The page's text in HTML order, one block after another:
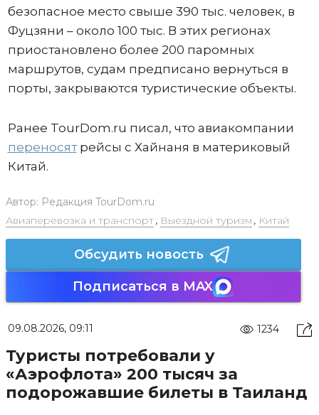
безопасное место свыше 390 тыс. человек, в
Фуцзяни – около 100 тыс. В этих регионах
приостановлено более 200 паромных
маршрутов, судам предписано вернуться в
порты, закрываются туристические объекты.
Ранее TourDom.ru писал, что авиакомпании
переносятрейсы с Хайнаня в материковый
Китай.
Автор: Редакция TourDom.ru
Авиаперевозка и транспорт, Выездной туризм , Китай
Обсудить новость
Подписаться в MAX
09.08.2026, 09:11 1234
Туристы потребовали у
«Аэрофлота» 200 тысяч за
подорожавшие билеты в Таиланд